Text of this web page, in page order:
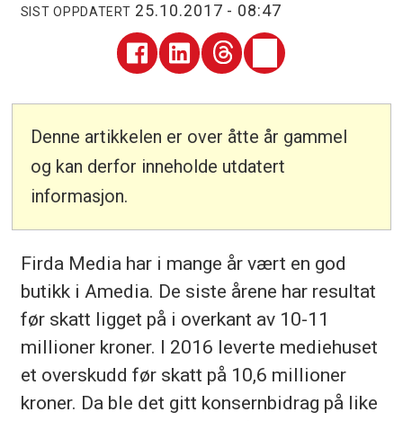
SIST OPPDATERT 25.10.2017 - 08:47
Denne artikkelen er over åtte år gammel
og kan derfor inneholde utdatert
informasjon.
Firda Media har i mange år vært en god
butikk i Amedia. De siste årene har resultat
før skatt ligget på i overkant av 10-11
millioner kroner. I 2016 leverte mediehuset
et overskudd før skatt på 10,6 millioner
kroner. Da ble det gitt konsernbidrag på like